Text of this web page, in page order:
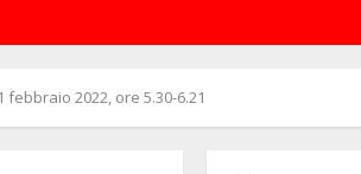
2022, ore 5.30-6.21